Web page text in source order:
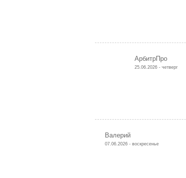
АрбитрПро
25.06.2026 - четверг
Валерий
07.06.2026 - воскресенье